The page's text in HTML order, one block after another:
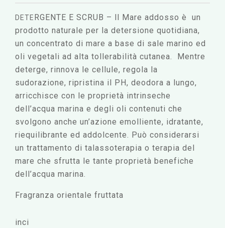
DETE RGENTE E SCRUB – ll Mare addosso è un
prodotto naturale per la detersione quotidiana,
un concentrato di mare a base di sale marino ed
oli vegetali ad alta tollerabilità cutanea. Mentre
deterge, rinnova le cellule, regola la
sudorazione, ripristina il PH, deodora a lungo,
arricchisce con le proprietà intrinseche
dell’acqua marina e degli oli contenuti che
svolgono anche un’azione emolliente, idratante,
riequilibrante ed addolcente. Può considerarsi
un trattamento di talassoterapia o terapia del
mare che sfrutta le tante proprietà benefiche
dell’acqua marina.
Fragranza orientale fruttata
inci